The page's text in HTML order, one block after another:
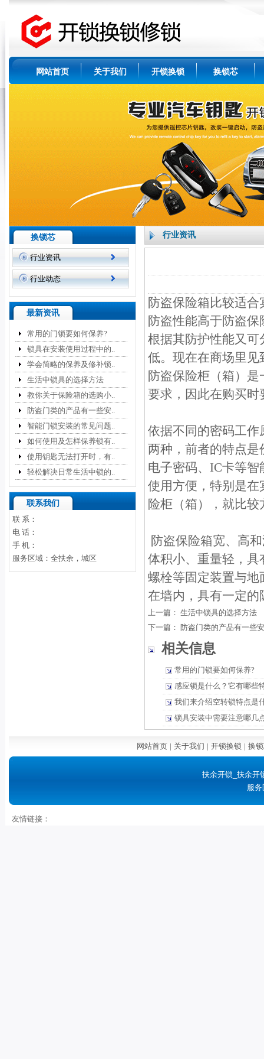
网站首页 关于我们 开锁换锁 换锁芯
换锁芯
行业资讯
行业动态
最新资讯
常用的门锁要如何保养?
锁具在安装使用过程中的..
学会简略的保养及修补锁..
生活中锁具的选择方法
教你关于保险箱的选购小..
防盗门类的产品有一些安..
智能门锁安装的常见问题..
如何使用及怎样保养锁有..
使用钥匙无法打开时，有..
轻松解决日常生活中锁的..
联系我们
联 系：
电 话：
手 机：
服务区域：全扶余，城区
行业资讯
防盗保险箱比较适
防盗性能高于防盗
根据其防护性能又
低。现在在商场里
防盗保险柜（箱）
要求，因此在购买
依据不同的密码工
两种，前者的特点
电子密码、IC卡等
使用方便，特别是
险柜（箱），就比较
防盗保险箱宽、高
体积小、重量轻，
螺栓等固定装置与
在墙内，具有一定
上一篇： 生活中锁具的选择方法
下一篇：
防盗门类的产品有一些
相关信息
常用的门锁要如何保养?
感应锁是什么？它有哪些
我们来介绍空转锁特点是
锁具安装中需要注意哪几
网站首页 | 关于我们 | 开锁换锁 | 换
扶余开锁_扶余开
服
友情链接：